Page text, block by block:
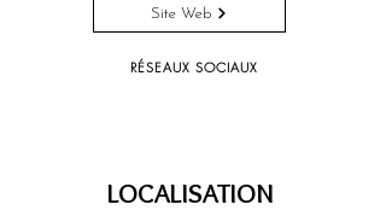
RÉSEAUX SOCIAUX
Site Web
LOCALISATION